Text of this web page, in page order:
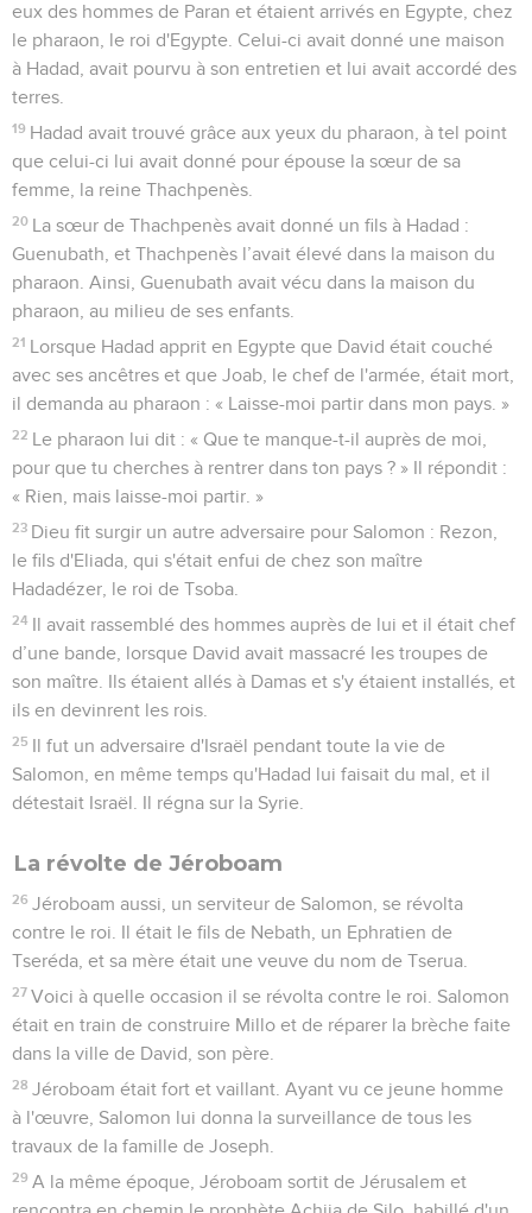
eux des hommes de Paran et étaient arrivés en Egypte, chez
le pharaon, le roi d'Egypte. Celui-ci avait donné une maison
à Hadad, avait pourvu à son entretien et lui avait accordé des
terres.
19 Hadad avait trouvé grâce aux yeux du pharaon, à tel point
que celui-ci lui avait donné pour épouse la sœur de sa
femme, la reine Thachpenès.
20 La sœur de Thachpenès avait donné un fils à Hadad :
Guenubath, et Thachpenès l’avait élevé dans la maison du
pharaon. Ainsi, Guenubath avait vécu dans la maison du
pharaon, au milieu de ses enfants.
21 Lorsque Hadad apprit en Egypte que David était couché
avec ses ancêtres et que Joab, le chef de l'armée, était mort,
il demanda au pharaon : « Laisse-moi partir dans mon pays. »
22 Le pharaon lui dit : « Que te manque-t-il auprès de moi,
pour que tu cherches à rentrer dans ton pays ? » Il répondit :
« Rien, mais laisse-moi partir. »
23 Dieu fit surgir un autre adversaire pour Salomon : Rezon,
le fils d'Eliada, qui s'était enfui de chez son maître
Hadadézer, le roi de Tsoba.
24 Il avait rassemblé des hommes auprès de lui et il était chef
d’une bande, lorsque David avait massacré les troupes de
son maître. Ils étaient allés à Damas et s'y étaient installés, et
ils en devinrent les rois.
25 Il fut un adversaire d'Israël pendant toute la vie de
Salomon, en même temps qu'Hadad lui faisait du mal, et il
détestait Israël. Il régna sur la Syrie.
La révolte de Jéroboam
26 Jéroboam aussi, un serviteur de Salomon, se révolta
contre le roi. Il était le fils de Nebath, un Ephratien de
Tseréda, et sa mère était une veuve du nom de Tserua.
27 Voici à quelle occasion il se révolta contre le roi. Salomon
était en train de construire Millo et de réparer la brèche faite
dans la ville de David, son père.
28 Jéroboam était fort et vaillant. Ayant vu ce jeune homme
à l'œuvre, Salomon lui donna la surveillance de tous les
travaux de la famille de Joseph.
29 A la même époque, Jéroboam sortit de Jérusalem et